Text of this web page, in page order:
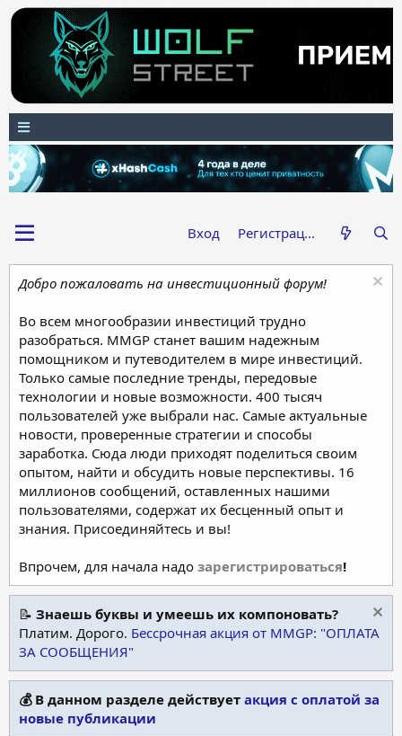
Вход Регистрация
Добро пожаловать на инвестиционный форум!
Во всем многообразии инвестиций трудно
разобраться. MMGP станет вашим надежным
помощником и путеводителем в мире инвестиций.
Только самые последние тренды, передовые
технологии и новые возможности. 400 тысяч
пользователей уже выбрали нас. Самые актуальные
новости, проверенные стратегии и способы
заработка. Сюда люди приходят поделиться своим
опытом, найти и обсудить новые перспективы. 16
миллионов сообщений, оставленных нашими
пользователями, содержат их бесценный опыт и
знания. Присоединяйтесь и вы!
Впрочем, для начала надо зарегистрироваться!
📝 Знаешь буквы и умеешь их компоновать?
Платим. Дорого. Бессрочная акция от MMGP: "ОПЛАТА
ЗА СООБЩЕНИЯ"
💰 В данном разделе действует акция с оплатой за
новые публикации